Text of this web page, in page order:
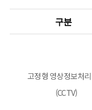
구분
고정형 영상정보처
(CCTV)